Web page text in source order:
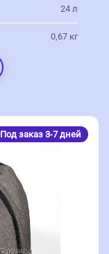
24 л
0,67 кг
Под заказ 3-7 дней